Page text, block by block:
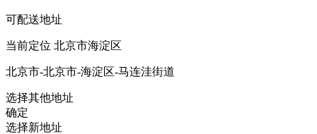
可配送地址
当前定位 北京市海淀区
北京市-北京市-海淀区-马连洼街道
选择其他地址
确定
选择新地址